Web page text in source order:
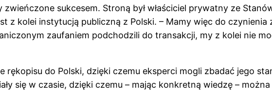
zwieńczone sukcesem. Stroną był właściciel prywatny ze
z kolei instytucją publiczną z Polski. – Mamy więc do
zaufaniem podchodzili do transakcji, my z kolei nie
rękopisu do Polski, dzięki czemu eksperci mogli zbadać jego
się w czasie, dzięki czemu – mając konkretną wiedzę –